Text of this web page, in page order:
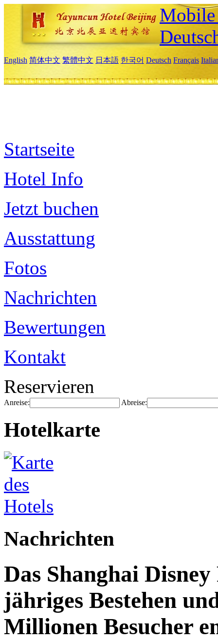
English 简体中文 繁體中文 日本語 한국어 Deutsch Français
Startseite
Hotel Info
Jetzt buchen
Ausstattung
Fotos
Nachrichten
Bewertungen
Kontakt
Reservieren
Anreise: Abreise:
Hotelkarte
Nachrichten
Das Shanghai
jähriges Bestehen
Millionen Besucher